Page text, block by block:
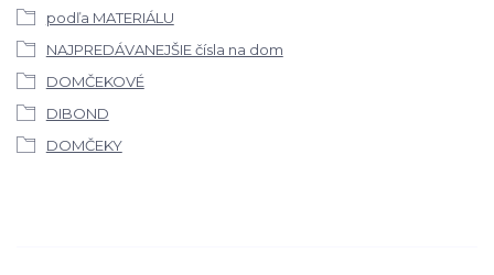
podľa MATERIÁLU
NAJPREDÁVANEJŠIE čísla na dom
DOMČEKOVÉ
DIBOND
DOMČEKY